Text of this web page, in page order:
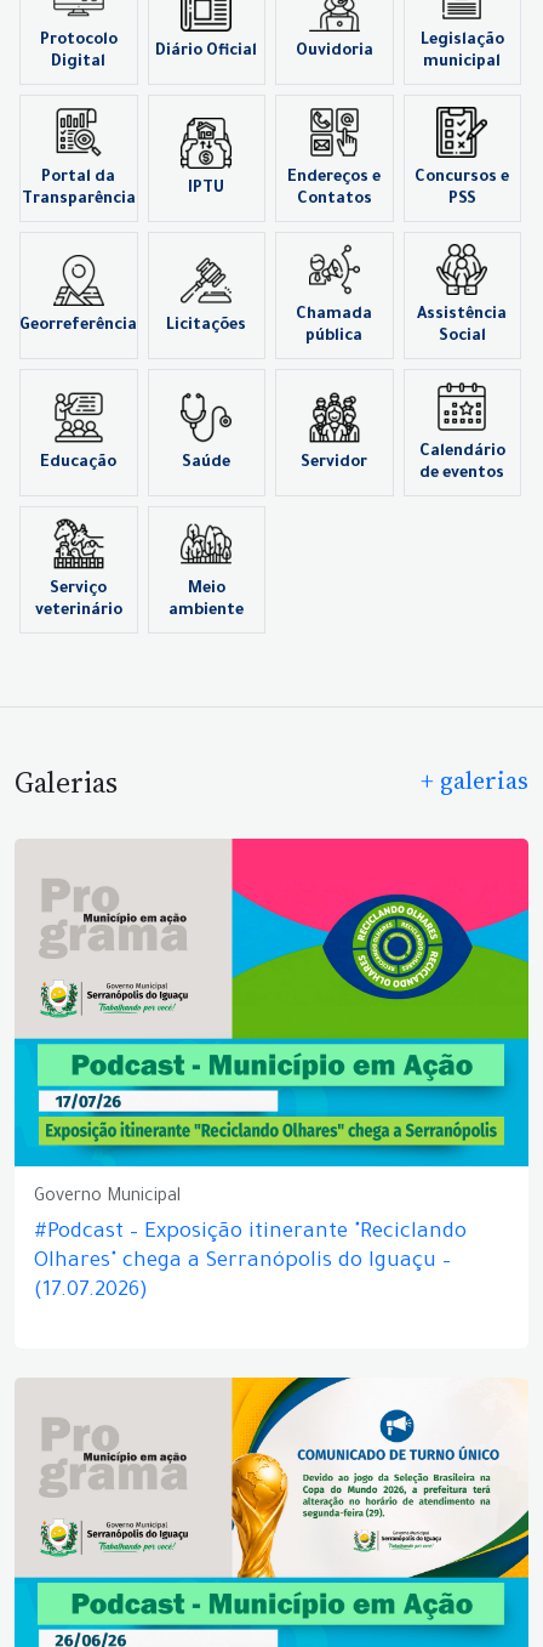
Protocolo
Digital
Diário Oficial Ouvidoria
Legislação
municipal
Portal da
Transparência
IPTU
Endereços e
Contatos
Concursos e
PSS
Georreferência Licitações
Chamada
pública
Assistência
Social
Educação Saúde Servidor
Calendário
de eventos
Serviço
veterinário
Meio
ambiente
Galerias + galerias
Governo Municipal
#Podcast – Exposição itinerante "Reciclando
Olhares" chega a Serranópolis do Iguaçu –
(17.07.2026)